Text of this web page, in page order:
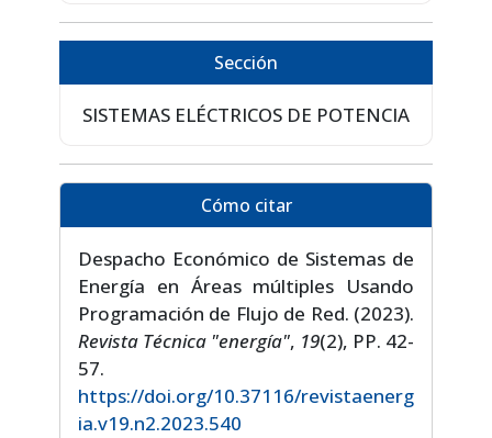
Sección
SISTEMAS ELÉCTRICOS DE POTENCIA
Cómo citar
Despacho Económico de Sistemas de
Energía en Áreas múltiples Usando
Programación de Flujo de Red. (2023).
Revista Técnica "energía", 19(2), PP. 42-
57.
https://doi.org/10.37116/revistaenerg
ia.v19.n2.2023.540